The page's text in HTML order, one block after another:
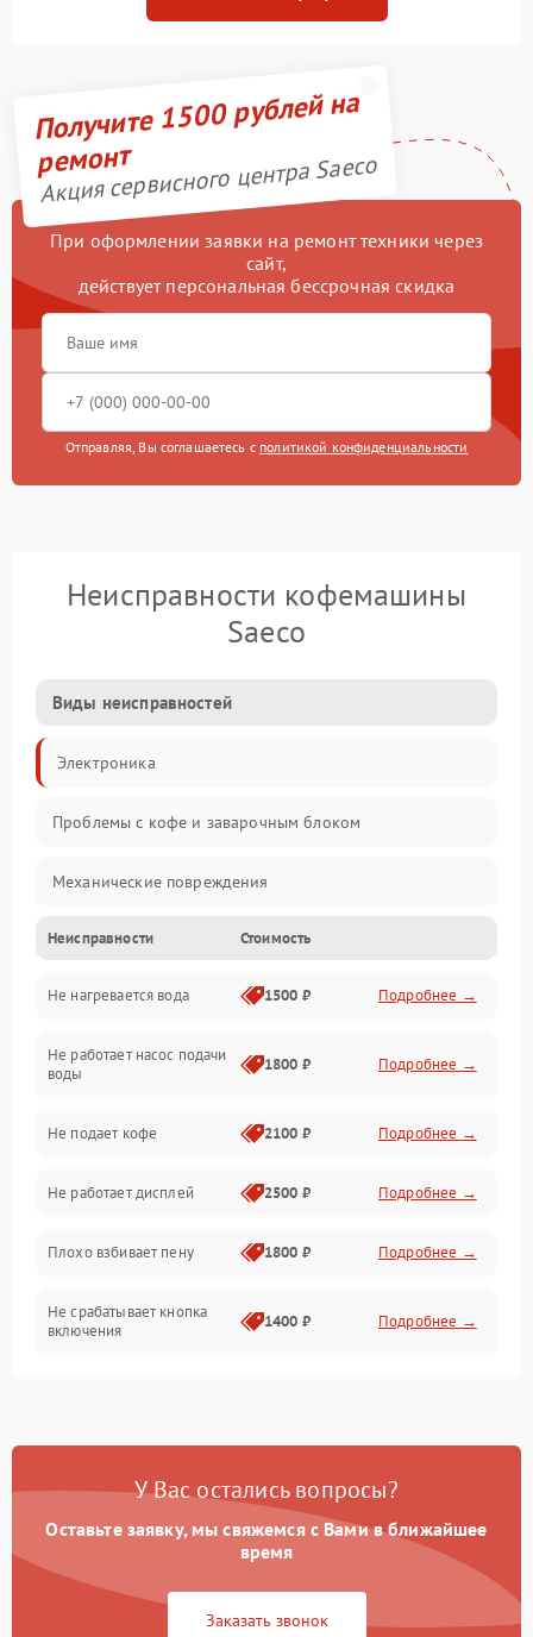
Получите 1500 рублей на
ремонт
Акция сервисного центра Saeco
При оформлении заявки на ремонт техники через
сайт,
действует персональная бессрочная скидка
Отправляя, Вы соглашаетесь с политикой конфиденциальности
Неисправности кофемашины
Saeco
Виды неисправностей
Электроника
Проблемы с кофе и заварочным блоком
Механические повреждения
Прочие неисправности
Включение и работа
Проблемы с водой
Неисправности Стоимость
Не нагревается вода 1500 ₽ Подробнее →
Не работает насос подачи
воды
1800 ₽ Подробнее →
Не подает кофе 2100 ₽ Подробнее →
Не работает дисплей 2500 ₽ Подробнее →
Плохо взбивает пену 1800 ₽ Подробнее →
Не срабатывает кнопка
включения
1400 ₽ Подробнее →
Постоянные сбои в работе 1500 ₽ Подробнее →
У Вас остались вопросы?
Оставьте заявку, мы свяжемся с Вами в ближайшее
время
Заказать звонок